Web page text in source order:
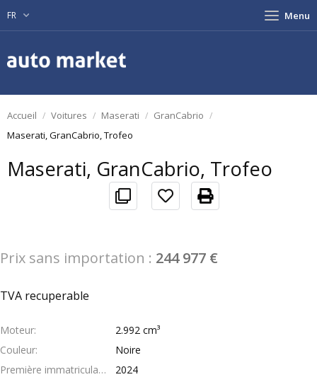
FR Menu
Accueil Voitures Maserati
GranCabrio
Maserati, GranCabrio, Trofeo
Maserati, GranCabrio, Trofeo
Prix sans importation : 244 977 €
TVA recuperable
Moteur
2.992 cm³
Couleur
Noire
Première immatriculation
2024